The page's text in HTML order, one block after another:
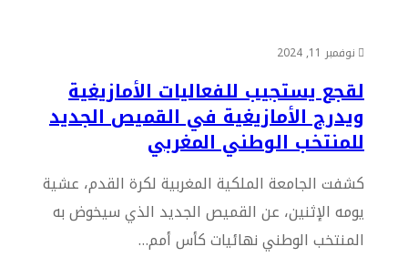
نوفمبر 11, 2024
لقجع يستجيب للفعاليات الأمازيغية
ويدرج الأمازيغية في القميص الجديد
للمنتخب الوطني المغربي
كشفت الجامعة الملكية المغربية لكرة القدم، عشية
يومه الإثنين، عن القميص الجديد الذي سيخوض به
المنتخب الوطني نهائيات كأس أمم…